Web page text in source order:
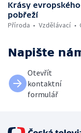
Krásy evropského
pobřeží
Příroda
Vzdělávací
Napište
Otevřít
kontaktní
formulář